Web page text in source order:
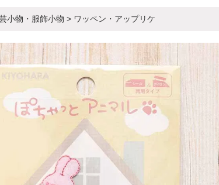
小物・服飾小物 > ワッペン・アップリケ